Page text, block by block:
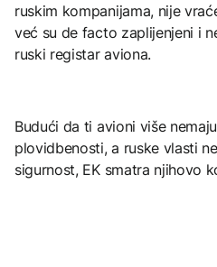
ruskim kompanijama, nije
već su de facto zaplijenjeni i
ruski registar aviona.
Budući da ti avioni više
plovidbenosti, a ruske vlasti
sigurnost, EK smatra njihovo